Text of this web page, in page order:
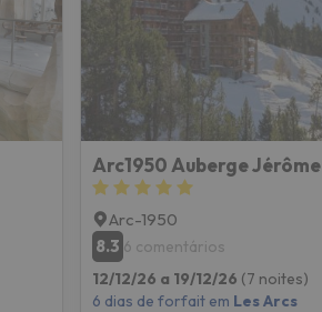
Arc1950 Auberge Jérôme
Arc-1950
8.3 6 comentários
12/12/26 a 19/12/26 (7 noites)
6 dias de forfait em Les Arcs